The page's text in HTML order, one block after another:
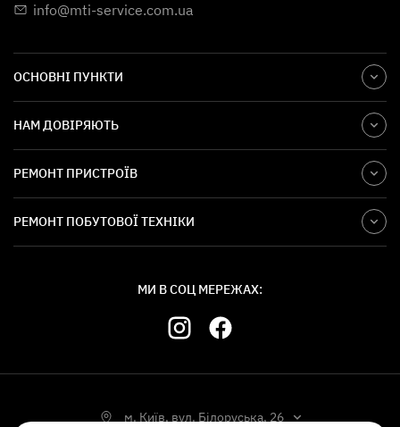
info@mti-service.com.ua
ОСНОВНІ ПУНКТИ
НАМ ДОВІРЯЮТЬ
РЕМОНТ ПРИСТРОЇВ
РЕМОНТ ПОБУТОВОЇ ТЕХНІКИ
МИ В СОЦ МЕРЕЖАХ:
м. Київ, вул. Білоруська, 26